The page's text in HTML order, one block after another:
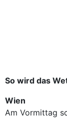
So wird das
Wien
Am Vormittag